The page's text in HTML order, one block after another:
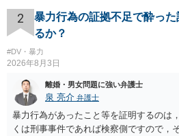
2
暴力行為の証拠不足で酔っ
るか？
#DV・暴力
2026年8月3日
離婚・男女問題に強い弁護士
泉 亮介 弁護士
暴力行為があったこと等を証明するのは
くは刑事事件であれば検察側ですので，